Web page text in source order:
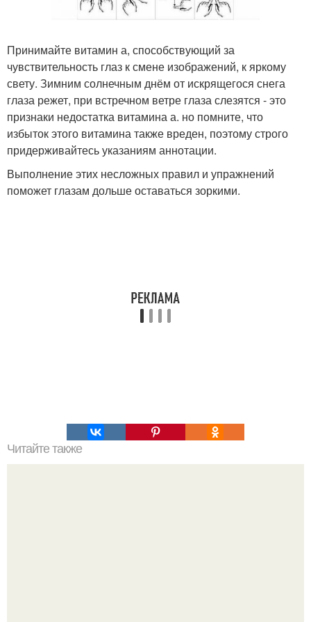
Принимайте витамин а, способствующий за
чувствительность глаз к смене изображений, к яркому
свету. Зимним солнечным днём от искрящегося снега
глаза режет, при встречном ветре глаза слезятся - это
признаки недостатка витамина а. но помните, что
избыток этого витамина также вреден, поэтому строго
придерживайтесь указаниям аннотации.
Выполнение этих несложных правил и упражнений
поможет глазам дольше оставаться зоркими.
Читайте также